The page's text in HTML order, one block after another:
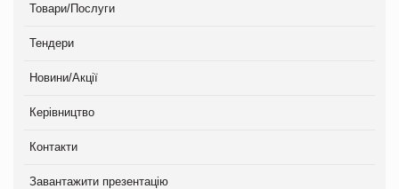
Товари/Послуги
Тендери
Новини/Акції
Керівництво
Контакти
Завантажити презентацію